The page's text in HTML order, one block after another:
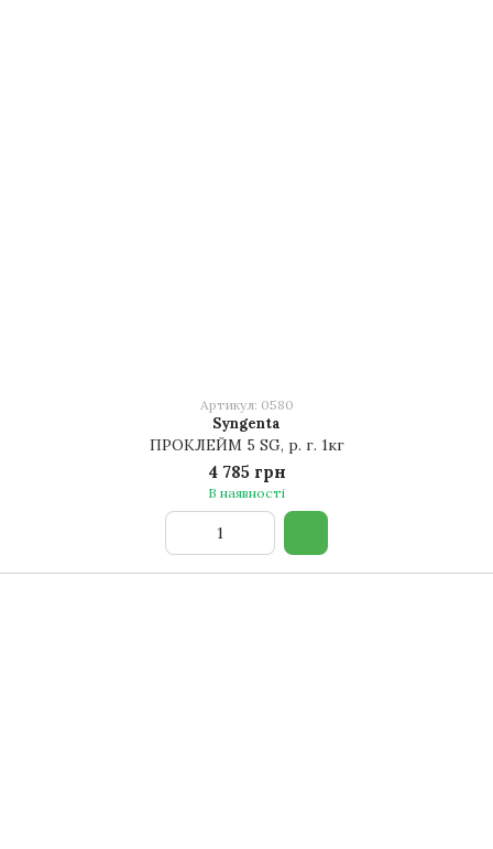
Артикул: 0580
Syngenta
ПРОКЛЕЙМ 5 SG, р. г. 1кг
4 785 грн
В наявності